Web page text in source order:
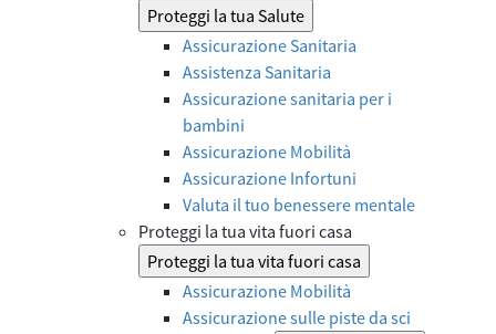
Proteggi la tua Salute
Assicurazione Sanitaria
Assistenza Sanitaria
Assicurazione sanitaria per i
bambini
Assicurazione Mobilità
Assicurazione Infortuni
Valuta il tuo benessere mentale
Proteggi la tua vita fuori casa
Proteggi la tua vita fuori casa
Assicurazione Mobilità
Assicurazione sulle piste da sci